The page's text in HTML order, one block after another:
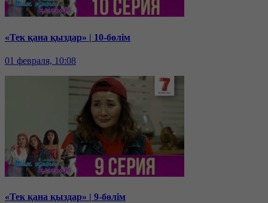
«Тек қана қыздар» | 10-бөлім
01 февраля, 10:08
«Тек қана қыздар» | 9-бөлім